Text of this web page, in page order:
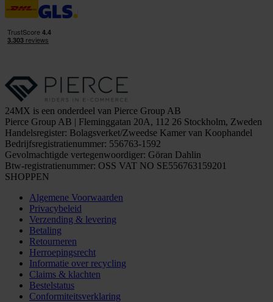
24MX is een onderdeel van Pierce Group AB
Pierce Group AB | Fleminggatan 20A, 112 26 Stockholm, Zweden
Handelsregister: Bolagsverket/Zweedse Kamer van Koophandel
Bedrijfsregistratienummer: 556763-1592
Gevolmachtigde vertegenwoordiger: Göran Dahlin
Btw-registratienummer: OSS VAT NO SE556763159201
SHOPPEN
Algemene Voorwaarden
Privacybeleid
Verzending & levering
Betaling
Retourneren
Herroepingsrecht
Informatie over recycling
Claims & klachten
Bestelstatus
Conformiteitsverklaring